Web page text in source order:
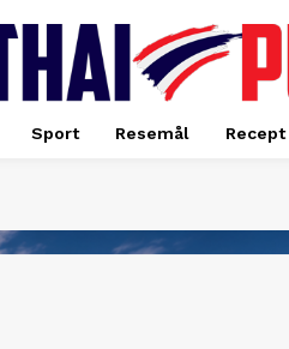
Sport Resemål Recept